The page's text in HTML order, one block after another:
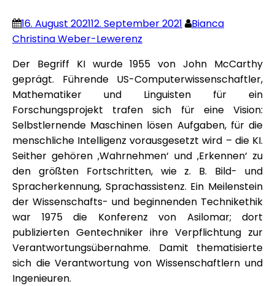
16. August 202112. September 2021
Bianca
Christina Weber-Lewerenz
Der Begriff KI wurde 1955 von John McCarthy
geprägt. Führende US-Computerwissenschaftler,
Mathematiker und Linguisten für ein
Forschungsprojekt trafen sich für eine Vision:
Selbstlernende Maschinen lösen Aufgaben, für die
menschliche Intelligenz vorausgesetzt wird – die KI.
Seither gehören ‚Wahrnehmen‘ und ‚Erkennen‘ zu
den größten Fortschritten, wie z. B. Bild- und
Spracherkennung, Sprachassistenz. Ein Meilenstein
der Wissenschafts- und beginnenden Technikethik
war 1975 die Konferenz von Asilomar; dort
publizierten Gentechniker ihre Verpflichtung zur
Verantwortungsübernahme. Damit thematisierte
sich die Verantwortung von Wissenschaftlern und
Ingenieuren.